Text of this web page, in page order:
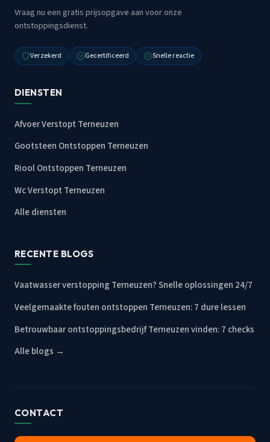
Vraag nu een gratis prijsopgave aan voor onze
ontstoppingsdienst.
Verzekerd Gecertificeerd Snelle reactie
DIENSTEN
Afvoer Verstopt Terneuzen
Gootsteen Ontstoppen Terneuzen
Riool Ontstoppen Terneuzen
Wc Verstopt Terneuzen
Alle diensten
RECENTE BLOGS
Vaatwasser verstopping Terneuzen? Snelle oplossingen 24/7
Veelgemaakte fouten ontstoppen Terneuzen: 7 dure lessen
Betrouwbaar ontstoppingsbedrijf Terneuzen vinden: 7 checks
Alle blogs →
CONTACT